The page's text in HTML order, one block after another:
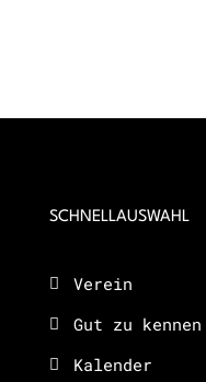
SCHNELLAUSWAHL
Verein
Gut zu kennen
Kalender